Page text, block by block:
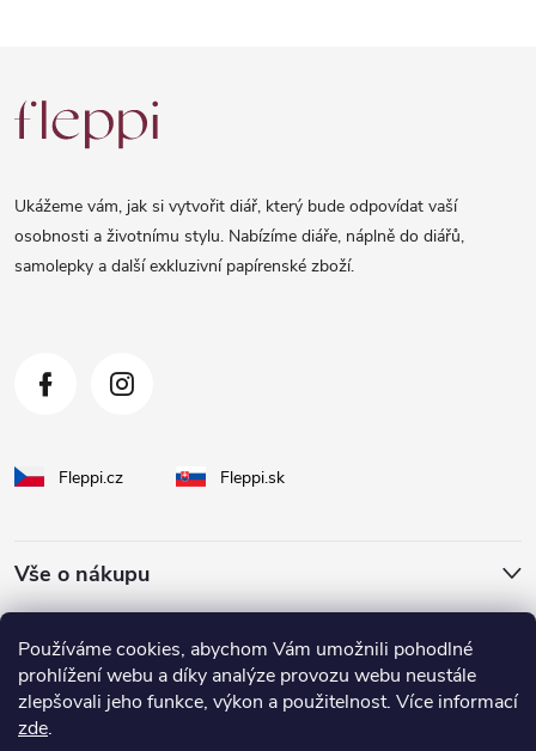
Používáme cookies, abychom Vám umožnili pohodlné
prohlížení webu a díky analýze provozu webu neustále
zlepšovali jeho funkce, výkon a použitelnost. Více informací
zde.
á
Ukážeme vám, jak si vytvořit diář, který bude odpovídat vaší
osobnosti a životnímu stylu. Nabízíme diáře, náplně do diářů,
samolepky a další exkluzivní papírenské zboží.
Fleppi.cz Fleppi.sk
Vše o nákupu
O Fleppi
Inspirace pro vás